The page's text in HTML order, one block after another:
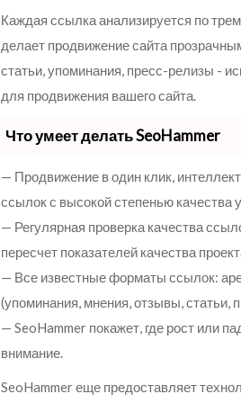
Каждая ссылка анализируется по
делает продвижение сайта
статьи, упоминания, пресс-релизы -
для продвижения вашего сайта.
Что умеет делать SeoHammer
— Продвижение в один клик,
ссылок с высокой степенью качества
— Регулярная проверка качества
пересчет показателей качества
— Все известные форматы ссылок:
(упоминания, мнения, отзывы, статьи,
— SeoHammer покажет, где рост или
внимание.
SeoHammer еще предоставляет